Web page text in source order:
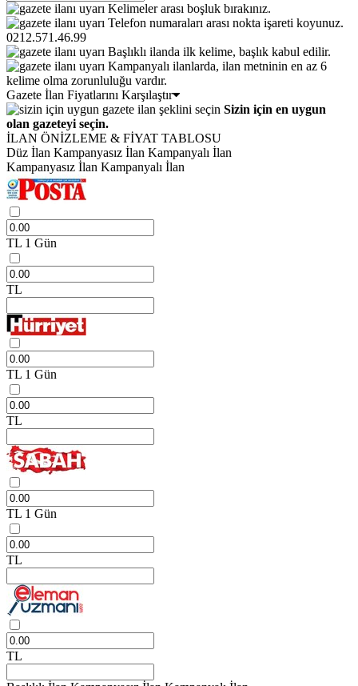
Kelimeler arası boşluk bırakınız.
Telefon numaraları arası nokta işareti koyunuz.
0212.571.46.99
Başlıklı ilanda ilk kelime, başlık kabul edilir.
Kampanyalı ilanlarda, ilan metninin en az 6
kelime olma zorunluluğu vardır.
Gazete İlan Fiyatlarını Karşılaştır
Sizin için en uygun
olan gazeteyi seçin.
İLAN ÖNİZLEME & FİYAT TABLOSU
Düz İlan Kampanyasız İlan Kampanyalı İlan
Kampanyasız İlan Kampanyalı İlan
TL 1 Gün
TL
TL 1 Gün
TL
TL 1 Gün
TL
TL